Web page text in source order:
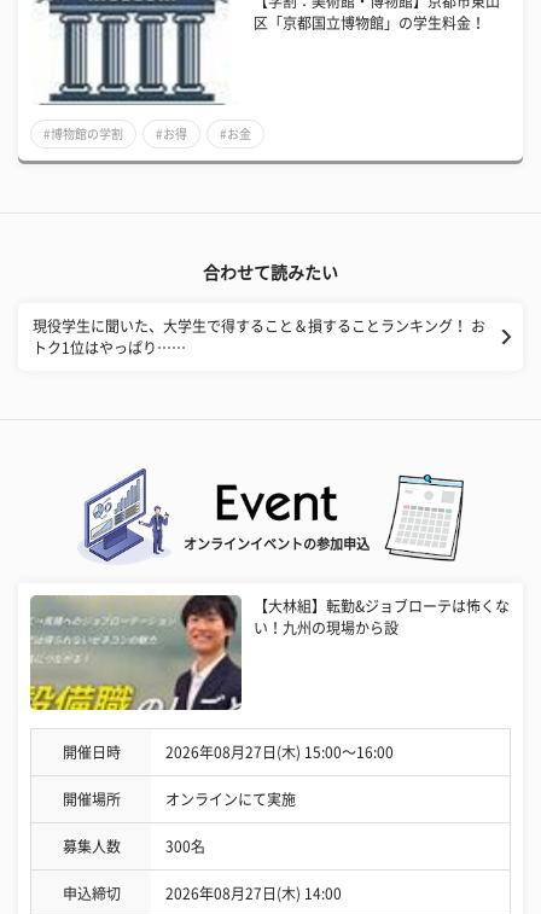
区「京都国立博物館」の学生料金！
#博物館の学割 #お得 #お金
合わせて読みたい
現役学生に聞いた、大学生で得すること＆損することランキング！ お
トク1位はやっぱり……
オンラインイベントの参加申込
【大林組】転勤&ジョブローテは怖くな
い！九州の現場から設
開催日時 2026年08月27日(木) 15:00〜16:00
開催場所 オンラインにて実施
募集人数 300名
申込締切 2026年08月27日(木) 14:00